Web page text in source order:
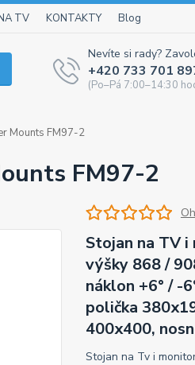
TV KONTAKTY Blog
Nevíte si rady?
+420 733 701
(Po–Pá 7:00–14:30
Mounts FM97-2
FM97-2
Stojan na TV
výšky 868 /
náklon +6° / -
polička
400x400,
Stojan na Tv i